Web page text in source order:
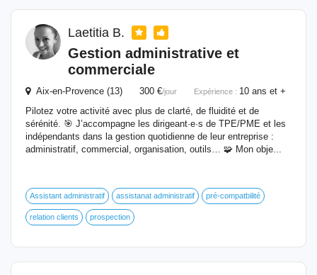
Laetitia B.
Gestion administrative et
commerciale
Aix-en-Provence (13) 300 €/jour Expérience : 10 ans et +
Pilotez votre activité avec plus de clarté, de fluidité et de
sérénité. 🎯 J’accompagne les dirigeant·e·s de TPE/PME et les
indépendants dans la gestion quotidienne de leur entreprise :
administratif, commercial, organisation, outils… 🧩 Mon obje...
Assistant administratif assistanat administratif pré-compatbilité
relation clients prospection